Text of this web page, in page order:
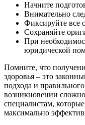
Начните
Внимательно
Фиксируйте все
Сохраняйте
При
юридической
Помните, что
здоровья – это
подхода и
возникновении
специалистам,
максимально